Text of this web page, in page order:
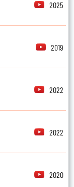
2025
2019
2022
2022
2020